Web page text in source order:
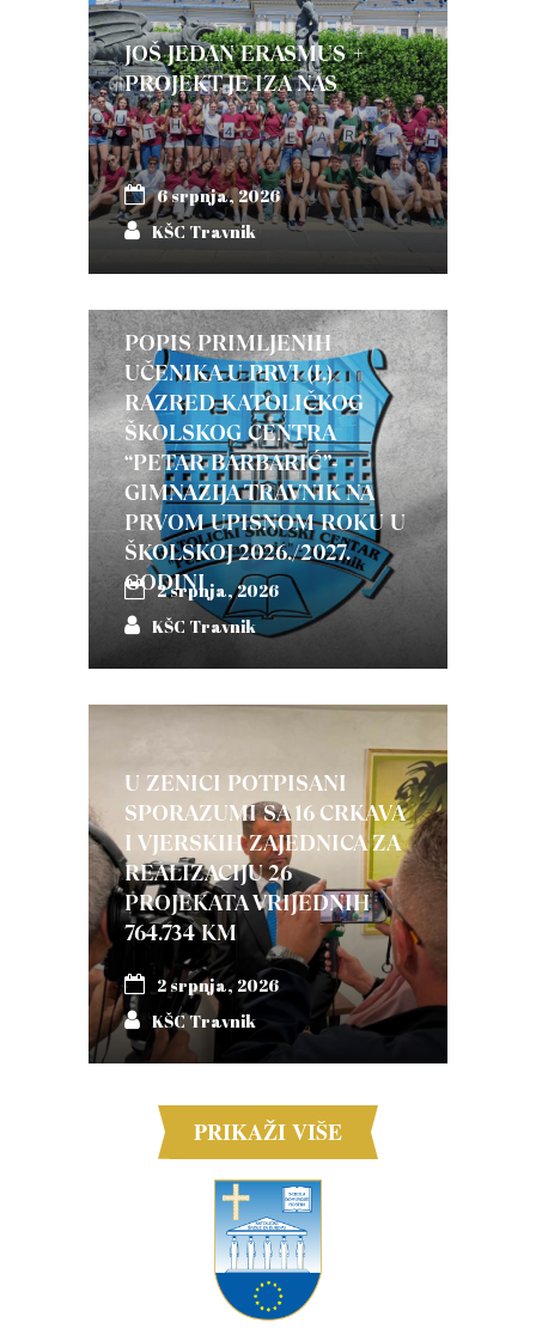
JOŠ JEDAN ERASMUS +
PROJEKT JE IZA NAS
6 srpnja, 2026
KŠC Travnik
POPIS PRIMLJENIH
UČENIKA U PRVI (I.)
RAZRED KATOLIČKOG
ŠKOLSKOG CENTRA
“PETAR BARBARIĆ”-
GIMNAZIJA TRAVNIK NA
PRVOM UPISNOM ROKU U
ŠKOLSKOJ 2026./2027.
GODINI
2 srpnja, 2026
KŠC Travnik
U ZENICI POTPISANI
SPORAZUMI SA 16 CRKAVA
I VJERSKIH ZAJEDNICA ZA
REALIZACIJU 26
PROJEKATA VRIJEDNIH
764.734 KM
2 srpnja, 2026
KŠC Travnik
PRIKAŽI VIŠE